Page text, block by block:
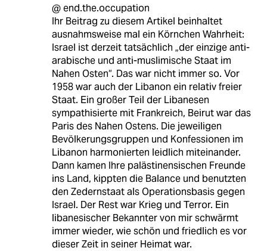
@ end.the.occupation
Ihr Beitrag zu diesem Artikel beinhaltet
ausnahmsweise mal ein Körnchen Wahrheit:
Israel ist derzeit tatsächlich „der einzige anti-
arabische und anti-muslimische Staat im
Nahen Osten“. Das war nicht immer so. Vor
1958 war auch der Libanon ein relativ freier
Staat. Ein großer Teil der Libanesen
sympathisierte mit Frankreich, Beirut war das
Paris des Nahen Ostens. Die jeweiligen
Bevölkerungsgruppen und Konfessionen im
Libanon harmonierten leidlich miteinander.
Dann kamen Ihre palästinensischen Freunde
ins Land, kippten die Balance und benutzten
den Zedernstaat als Operationsbasis gegen
Israel. Der Rest war Krieg und Terror. Ein
libanesischer Bekannter von mir schwärmt
immer wieder, wie schön und friedlich es vor
dieser Zeit in seiner Heimat war.